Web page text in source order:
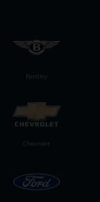
Bentley
Chevrolet